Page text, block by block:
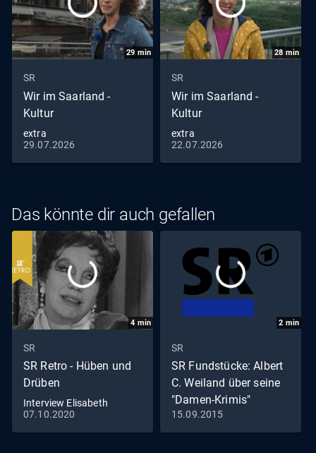
29 min
SR
Wir im Saarland -
Kultur
extra
29.07.2026
28 min
SR
Wir im Saarland -
Kultur
extra
22.07.2026
Das könnte dir auch gefallen
4 min
SR
SR Retro - Hüben und
Drüben
Interview Elisabeth
Flickenschildt
07.10.2020
2 min
SR
SR Fundstücke: Albert
C. Weiland über seine
"Damen-Krimis"
15.09.2015